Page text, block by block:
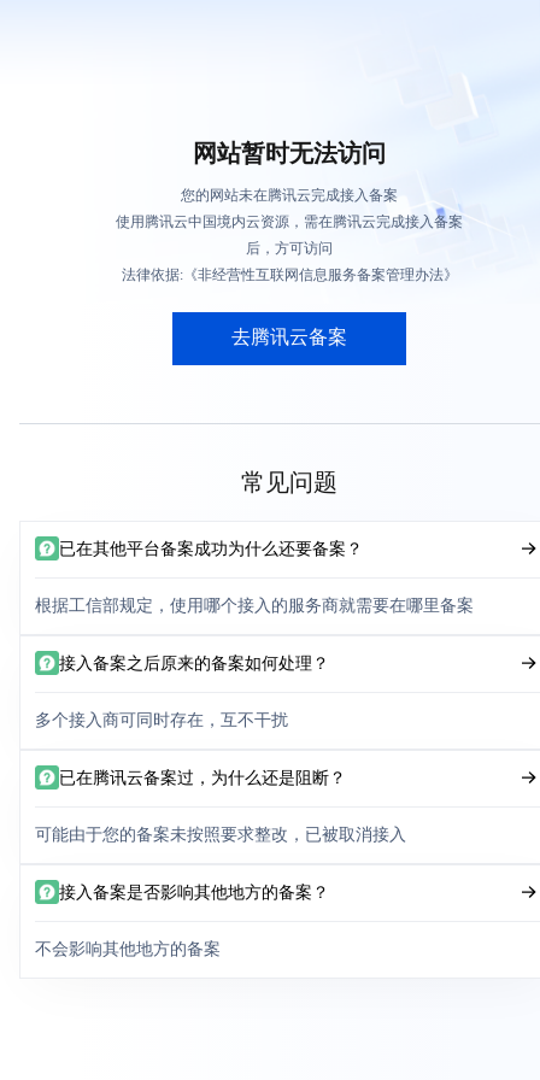
网站暂时无法访问
您的网站未在腾讯云完成接入备案
使用腾讯云中国境内云资源，需在腾讯云完成接入备案
后，方可访问
法律依据:《非经营性互联网信息服务备案管理办法》
去腾讯云备案
常见问题
已在其他平台备案成功为什么还要备案？
根据工信部规定，使用哪个接入的服务商就需要在哪里备案
接入备案之后原来的备案如何处理？
多个接入商可同时存在，互不干扰
已在腾讯云备案过，为什么还是阻断？
可能由于您的备案未按照要求整改，已被取消接入
接入备案是否影响其他地方的备案？
不会影响其他地方的备案